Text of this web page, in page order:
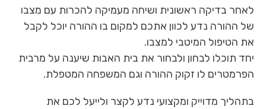
לאחר בדיקה ראשונית ושיחה מעמיקה להכרות עם מצבו
של ההורה נדע לכוון אתכם למקום בו ההורה יוכל לקבל
את הטיפול המיטבי למצבו.
יחד תוכלו לבחון ולבחור את בית האבות שיענה על מרבית
הפרמטרים לו זקוק ההורה וגם המשפחה המטפלת.
בתהליך מדוייק ומקצועי נדע לקצר ולייעל לכם את